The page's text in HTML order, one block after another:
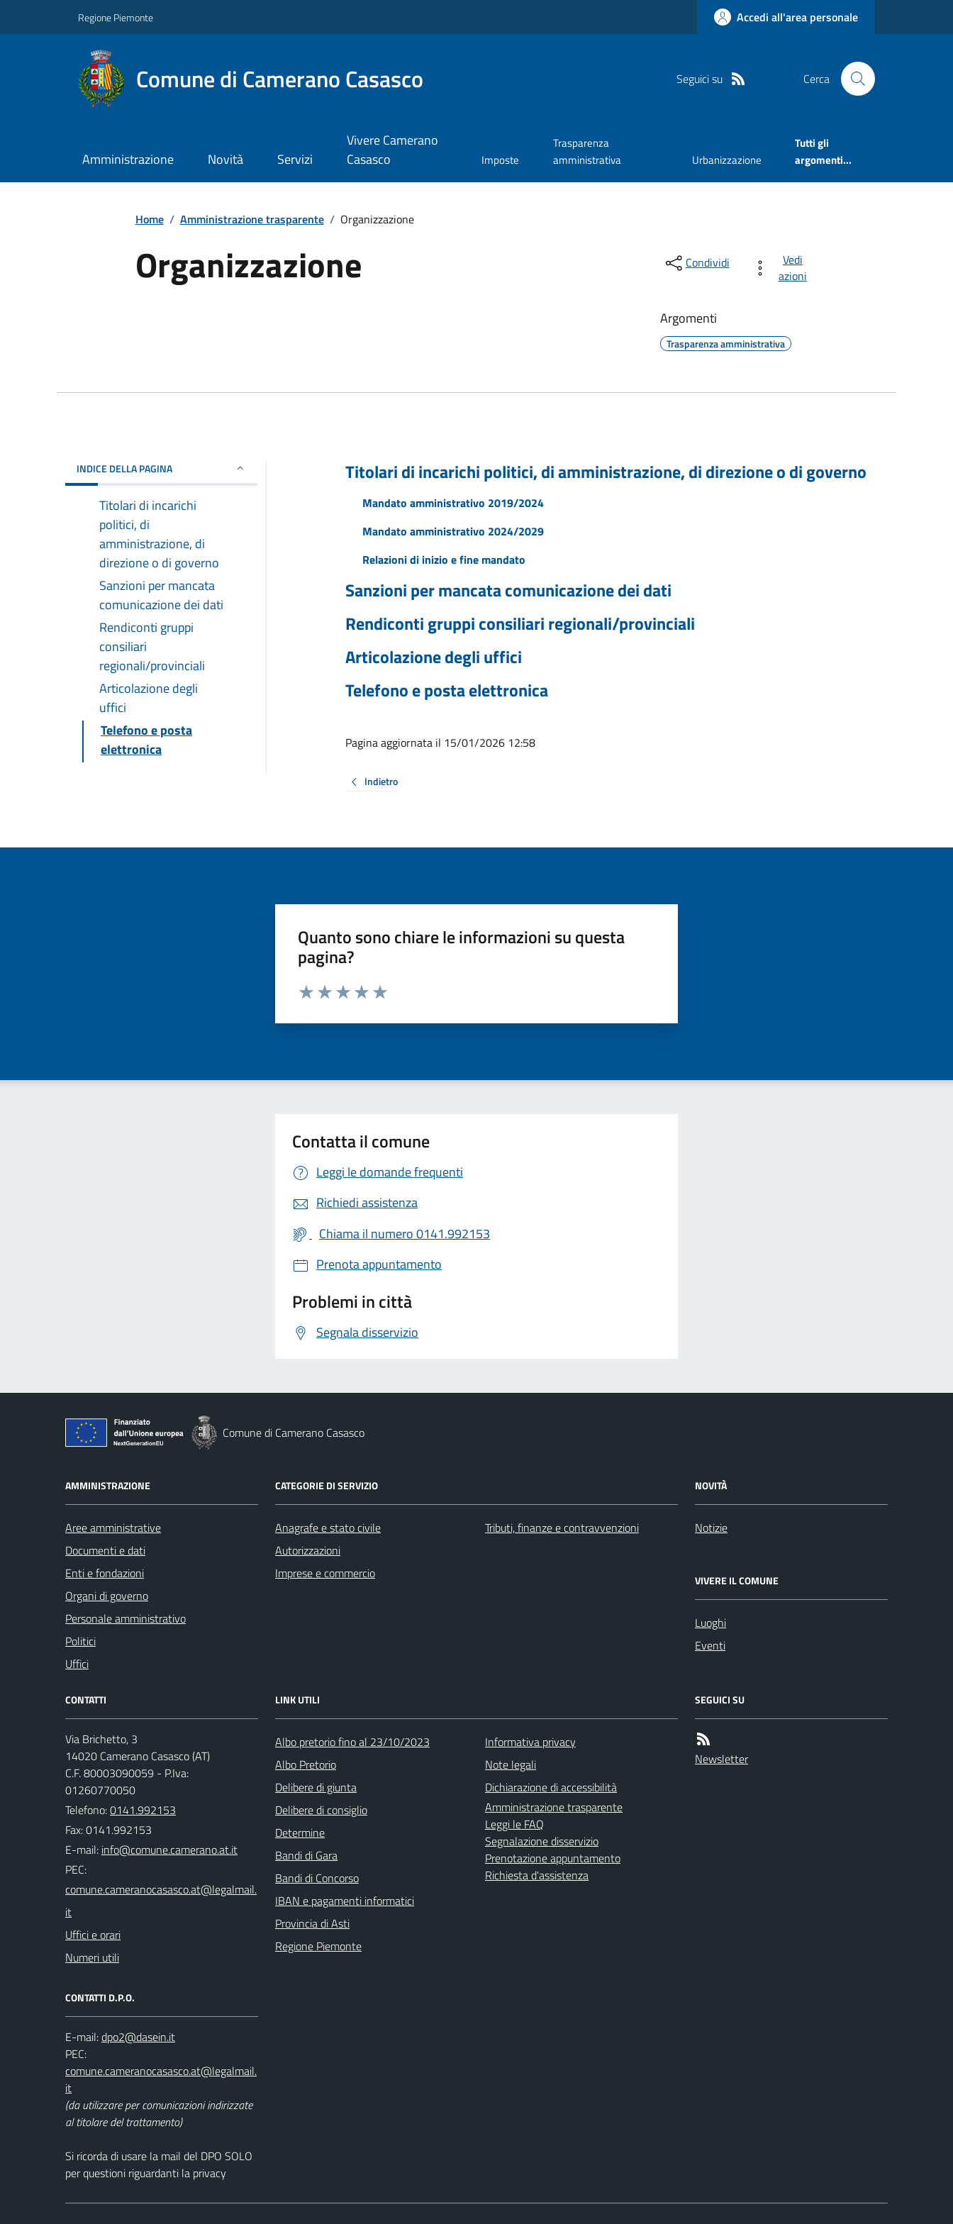
Regione Piemonte Accedi all'area personale
Comune di Camerano Casasco Seguici su Cerca
Amministrazione Novità Servizi
Vivere Camerano
Casasco
Imposte
Trasparenza
amministrativa
Urbanizzazione
Tutti gli
argomenti...
Home / Amministrazione trasparente / Organizzazione
Organizzazione Condividi
Vedi
azioni
Argomenti
Trasparenza amministrativa
INDICE DELLA PAGINA
Titolari di incarichi
politici, di
amministrazione, di
direzione o di governo
Sanzioni per mancata
comunicazione dei dati
Rendiconti gruppi
consiliari
regionali/provinciali
Articolazione degli
uffici
Telefono e posta
elettronica
Titolari di incarichi politici, di amministrazione, di direzione o di governo
Mandato amministrativo 2019/2024
Mandato amministrativo 2024/2029
Relazioni di inizio e fine mandato
Sanzioni per mancata comunicazione dei dati
Rendiconti gruppi consiliari regionali/provinciali
Articolazione degli uffici
Telefono e posta elettronica
Pagina aggiornata il 15/01/2026 12:58
Indietro
Quanto sono chiare le informazioni su questa
pagina?
Valuta da 1 a 5 stelle la pagina
Contatta il comune
Leggi le domande frequenti
Richiedi assistenza
Chiama il numero 0141.992153
Prenota appuntamento
Problemi in città
Segnala disservizio
Comune di Camerano Casasco
AMMINISTRAZIONE
Aree amministrative
Documenti e dati
Enti e fondazioni
Organi di governo
Personale amministrativo
Politici
Uffici
CATEGORIE DI SERVIZIO
Anagrafe e stato civile
Autorizzazioni
Imprese e commercio
Tributi, finanze e contravvenzioni
NOVITÀ
Notizie
VIVERE IL COMUNE
Luoghi
Eventi
CONTATTI
Via Brichetto, 3
14020 Camerano Casasco (AT)
C.F. 80003090059 - P.Iva:
01260770050
Telefono:0141.992153
Fax: 0141.992153
E-mail:
PEC:
Uffici e orari
Numeri utili
CONTATTI D.P.O.
E-mail:
PEC:
(da utilizzare per comunicazioni indirizzate
al titolare del trattamento)
Si ricorda di usare la mail del DPO SOLO
per questioni riguardanti la privacy
LINK UTILI
Albo pretorio fino al 23/10/2023
Albo Pretorio
Delibere di giunta
Delibere di consiglio
Determine
Bandi di Gara
Bandi di Concorso
IBAN e pagamenti informatici
Provincia di Asti
Regione Piemonte
Informativa privacy
Note legali
Dichiarazione di accessibilità
Amministrazione trasparente
Leggi le FAQ
Segnalazione disservizio
Prenotazione appuntamento
Richiesta d'assistenza
SEGUICI SU
Newsletter